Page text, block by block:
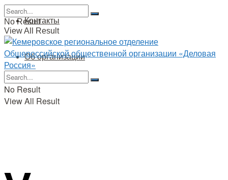
Контакты
Об организации
No Result
View All Result
No Result
View All Result